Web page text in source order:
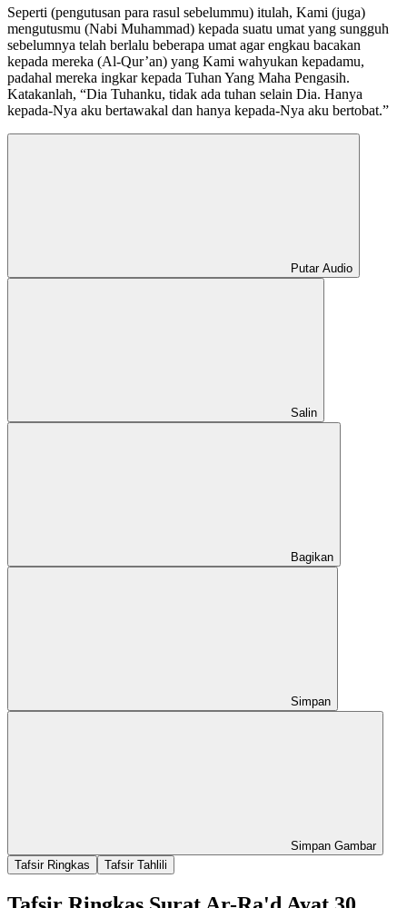
Seperti (pengutusan para rasul sebelummu) itulah, Kami (juga)
mengutusmu (Nabi Muhammad) kepada suatu umat yang sungguh
sebelumnya telah berlalu beberapa umat agar engkau bacakan
kepada mereka (Al-Qur’an) yang Kami wahyukan kepadamu,
padahal mereka ingkar kepada Tuhan Yang Maha Pengasih.
Katakanlah, “Dia Tuhanku, tidak ada tuhan selain Dia. Hanya
kepada-Nya aku bertawakal dan hanya kepada-Nya aku bertobat.”
Putar Audio
Salin
Bagikan
Simpan
Simpan Gambar
Tafsir Ringkas
Tafsir Tahlili